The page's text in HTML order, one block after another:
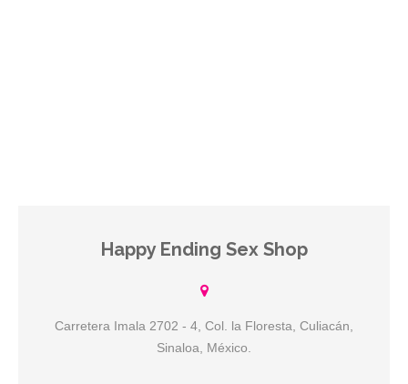
Culiacan contamos con dos sucursales y utilizamos medios de
Happy Ending Sex Shop
Carretera Imala 2702 - 4, Col. la Floresta, Culiacán,
Sinaloa, México.